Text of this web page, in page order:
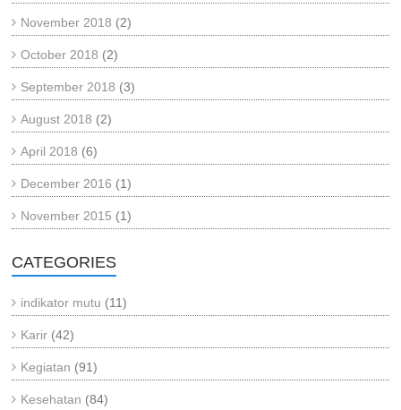
November 2018 (2)
October 2018 (2)
September 2018 (3)
August 2018 (2)
April 2018 (6)
December 2016 (1)
November 2015 (1)
CATEGORIES
indikator mutu (11)
Karir (42)
Kegiatan (91)
Kesehatan (84)